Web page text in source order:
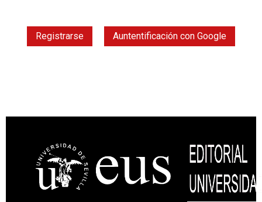
Registrarse Auntentificación con Google